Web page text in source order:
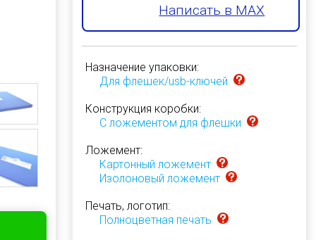
Написать в MAX
Назначение упаковки:
Для флешек/usb-ключей
Конструкция коробки:
С ложементом для флешки
Ложемент:
Картонный ложемент
Изолоновый ложемент
Печать, логотип:
Полноцветная печать